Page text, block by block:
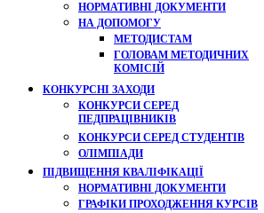
НОРМАТИВНІ ДОКУМЕНТИ
НА ДОПОМОГУ
МЕТОДИСТАМ
ГОЛОВАМ МЕТОДИЧНИХ
КОМІСІЙ
КОНКУРСНІ ЗАХОДИ
КОНКУРСИ СЕРЕД
ПЕДПРАЦІВНИКІВ
КОНКУРСИ СЕРЕД СТУДЕНТІВ
ОЛІМПІАДИ
ПІДВИЩЕННЯ КВАЛІФІКАЦІЇ
НОРМАТИВНІ ДОКУМЕНТИ
ГРАФІКИ ПРОХОДЖЕННЯ КУРСІВ